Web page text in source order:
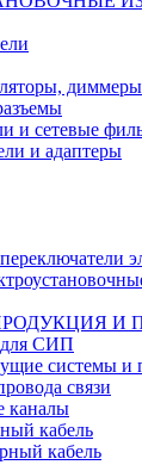
диммеры
и сетевые
и адаптеры
И
для СИП
системы и
связи
каналы
кабель
кабель